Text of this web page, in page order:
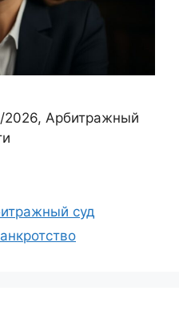
2026, Арбитражный
суд